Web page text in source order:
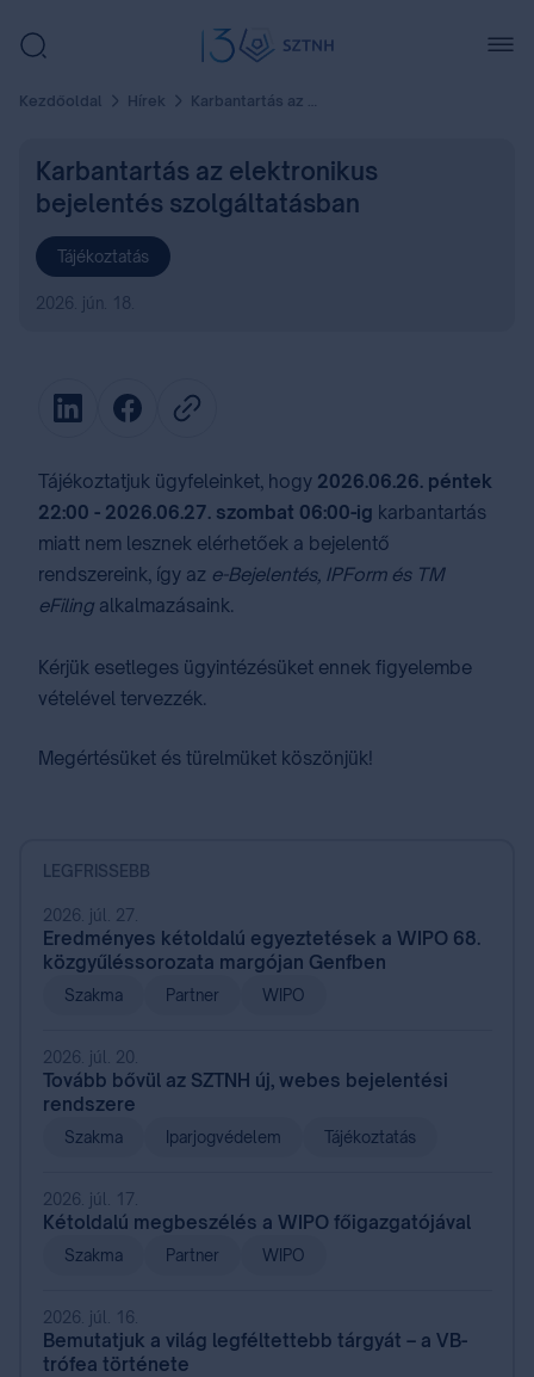
Kezdőoldal Hírek Karbantartás az elektronikus bejelentés szolgáltatásban
Karbantartás az elektronikus
bejelentés szolgáltatásban
Tájékoztatás
2026. jún. 18.
Tájékoztatjuk ügyfeleinket, hogy 2026.06.26. péntek
22:00 - 2026.06.27. szombat 06:00-ig karbantartás
miatt nem lesznek elérhetőek a bejelentő
rendszereink, így az e-Bejelentés, IPForm és TM
eFiling alkalmazásaink.
Kérjük esetleges ügyintézésüket ennek figyelembe
vételével tervezzék.
Megértésüket és türelmüket köszönjük!
LEGFRISSEBB
2026. júl. 27.
Eredményes kétoldalú egyeztetések a WIPO 68.
közgyűléssorozata margójan Genfben
Szakma Partner WIPO
2026. júl. 20.
Tovább bővül az SZTNH új, webes bejelentési
rendszere
Szakma Iparjogvédelem Tájékoztatás
2026. júl. 17.
Kétoldalú megbeszélés a WIPO főigazgatójával
Szakma Partner WIPO
2026. júl. 16.
Bemutatjuk a világ legféltettebb tárgyát – a VB-
trófea története